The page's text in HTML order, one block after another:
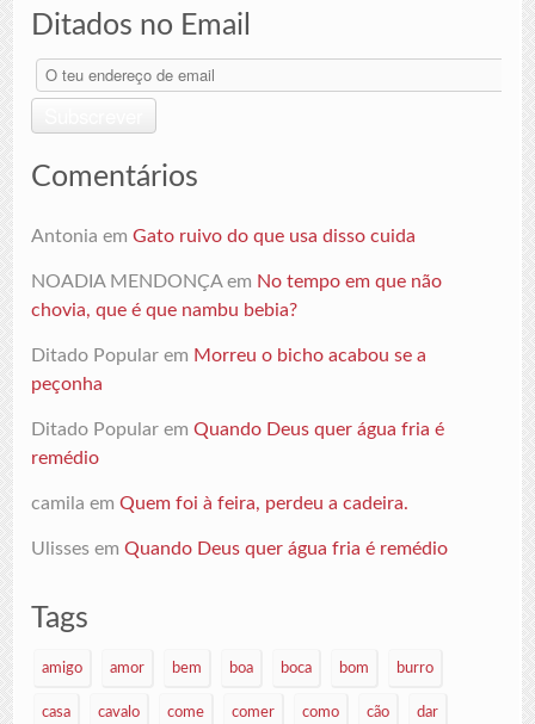
Ditados no Email
O
teu
de
email
Comentários
Antonia emGato ruivo do que usa disso cuida
NOADIA MENDONÇAem No tempo em que não
chovia, que é que nambu bebia?
Ditado Popular em Morreu o bicho acabou se a
peçonha
Ditado Popular emQuando Deus quer água fria é
remédio
camila emQuem foi à feira, perdeu a cadeira.
Ulisses emQuando Deus quer água fria é remédio
Tags
amigo amor bem boa boca bom burro
casa cavalo come comer como cão dar